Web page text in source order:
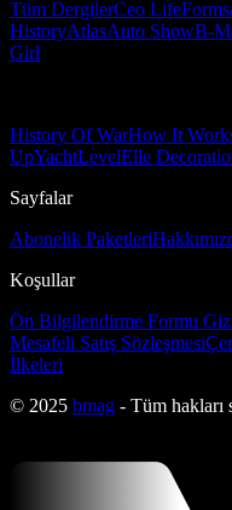
Tüm DergilerCeo Life
HistoryAtlasAuto ShowB-
Girl
History Of WarHow It
UpYachtLevelElle
Sayfalar
Abonelik Paketleri
Koşullar
Ön Bilgilendirme Formu
Mesafeli Satış Sözleşmesi
İlkeleri
© 2025 bmag - Tüm hakları